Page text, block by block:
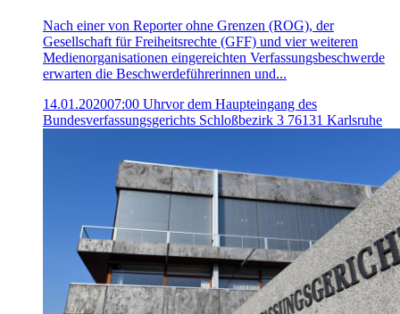
Nach einer von Reporter ohne Grenzen (ROG), der
Gesellschaft für Freiheitsrechte (GFF) und vier weiteren
Medienorganisationen eingereichten Verfassungsbeschwerde
erwarten die Beschwerdeführerinnen und...
14.01.202007:00 Uhrvor dem Haupteingang des
Bundesverfassungsgerichts Schloßbezirk 3 76131 Karlsruhe